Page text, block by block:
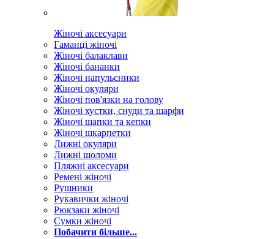
Жіночі аксесуари
Гаманці жіночі
Жіночі балаклави
Жіночі бананки
Жіночі напульсники
Жіночі окуляри
Жіночі пов'язки на голову
Жіночі хустки, снуди та шарфи
Жіночі шапки та кепки
Жіночі шкарпетки
Лижні окуляри
Лижні шоломи
Пляжні аксесуари
Ремені жіночі
Рушники
Рукавички жіночі
Рюкзаки жіночі
Сумки жіночі
Побачити більше...